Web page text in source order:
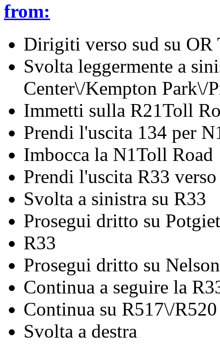
from:
Dirigiti verso sud su OR
Svolta leggermente a
Center\/Kempton Park\/
Immetti sulla R21Toll
Prendi l'uscita 134 per
Imbocca la N1Toll Road
Prendi l'uscita R33
Svolta a sinistra su R33
Prosegui dritto su
R33
Prosegui dritto su
Continua a seguire la
Continua su R517\/R520
Svolta a destra